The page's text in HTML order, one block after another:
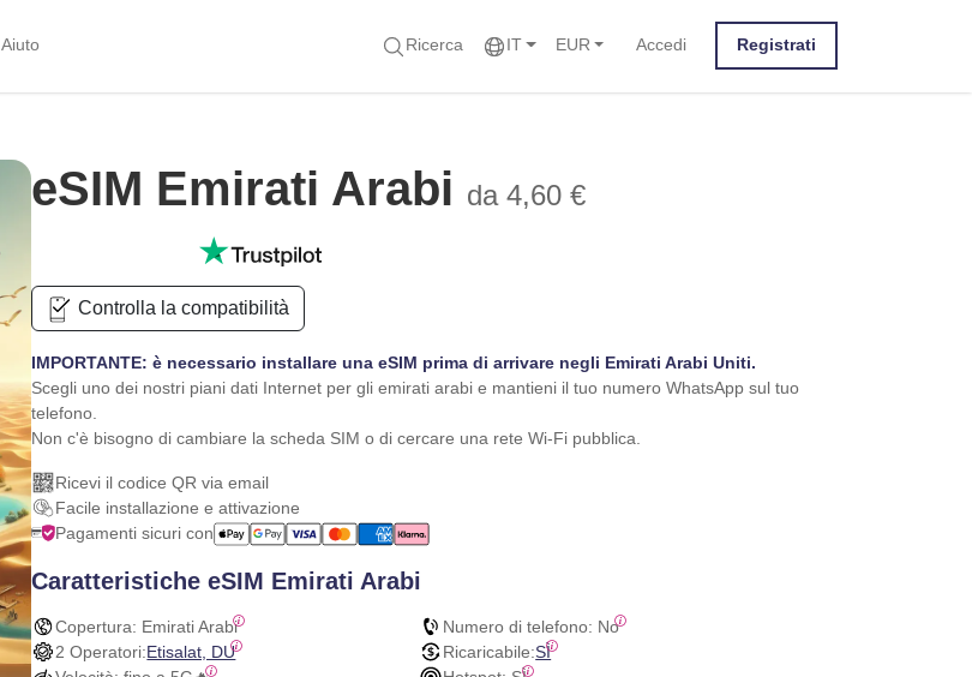
Aiuto Ricerca IT EUR Accedi Registrati
eSIM Emirati Arabi da 4,60 €
Controlla la compatibilità
IMPORTANTE: è necessario installare una eSIM prima di arrivare negli Emirati Arabi Uniti.
Scegli uno dei nostri piani dati Internet per gli emirati arabi e mantieni il tuo numero WhatsApp sul tuo
telefono.
Non c'è bisogno di cambiare la scheda SIM o di cercare una rete Wi-Fi pubblica.
Ricevi il codice QR via email
Facile installazione e attivazione
Pagamenti sicuri con
Caratteristiche eSIM Emirati Arabi
Copertura: Emirati Arabi Numero di telefono: No
2 Operatori:Etisalat, DU Ricaricabile:SÌ